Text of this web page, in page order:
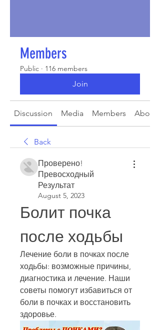
Members
Public · 116 members
Join
Discussion Media Members About
Back
Проверено!
Превосходный
Результат
August 5, 2023
Болит почка
после ходьбы
Лечение боли в почках после
ходьбы: возможные причины,
диагностика и лечение. Наши
советы помогут избавиться от
боли в почках и восстановить
здоровье.